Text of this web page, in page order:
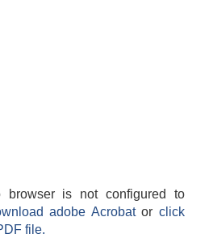
browser is not configured to
adobe Acrobatorclick
file.